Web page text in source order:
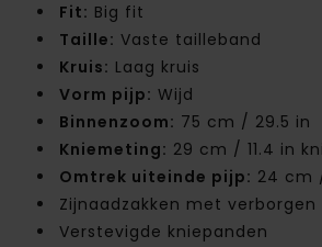
Fit: Big fit
Taille: Vaste tailleband
Kruis: Laag kruis
Vorm pijp: Wijd
Binnenzoom: 75 cm / 29.5 in
Kniemeting: 29 cm / 11.4 in
Omtrek uiteinde pijp: 24 cm
Zijnaadzakken met
Verstevigde kniepanden